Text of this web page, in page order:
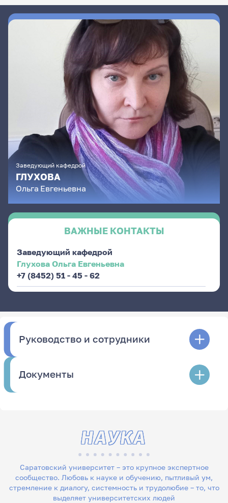
Заведующий кафедрой
ГЛУХОВА
Ольга Евгеньевна
ВАЖНЫЕ КОНТАКТЫ
Заведующий кафедрой
Глухова Ольга Евгеньевна
+7 (8452) 51 - 45 - 62
Руководство и сотрудники
Документы
Саратовский университет – это крупное экспертное
сообщество. Любовь к науке и обучению, пытливый ум,
стремление к диалогу, системность и трудолюбие – то, что
выделяет университетских людей
НАУКА